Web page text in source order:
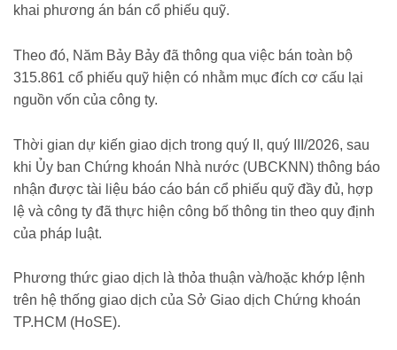
khai phương án bán cổ phiếu quỹ.
Theo đó, Năm Bảy Bảy đã thông qua việc bán toàn bộ
315.861 cổ phiếu quỹ hiện có nhằm mục đích cơ cấu lại
nguồn vốn của công ty.
Thời gian dự kiến giao dịch trong quý II, quý III/2026, sau
khi Ủy ban Chứng khoán Nhà nước (UBCKNN) thông báo
nhận được tài liệu báo cáo bán cổ phiếu quỹ đầy đủ, hợp
lệ và công ty đã thực hiện công bố thông tin theo quy định
của pháp luật.
Phương thức giao dịch là thỏa thuận và/hoặc khớp lệnh
trên hệ thống giao dịch của Sở Giao dịch Chứng khoán
TP.HCM (HoSE).